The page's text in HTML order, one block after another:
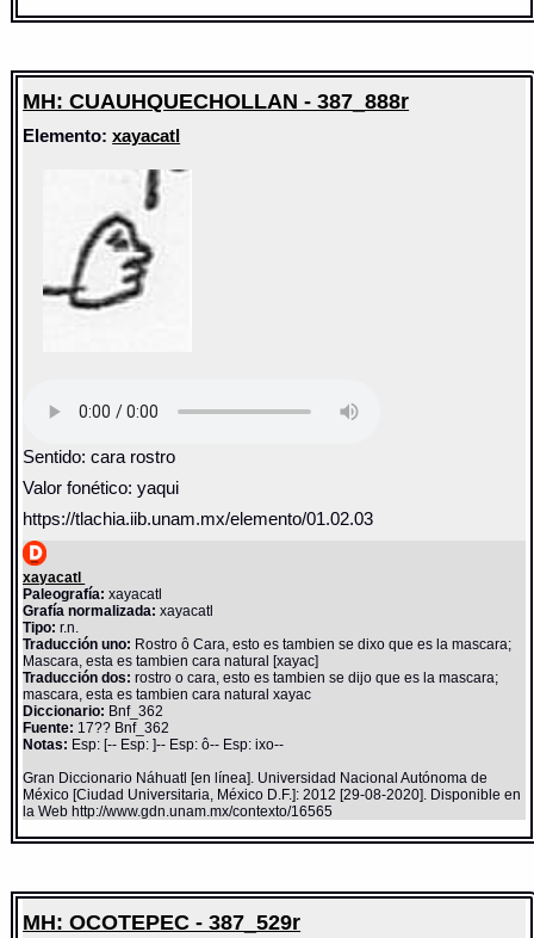
MH: CUAUHQUECHOLLAN - 387_888r
Elemento:xayacatl
Sentido: cara rostro
Valor fonético: yaqui
https://tlachia.iib.unam.mx/elemento/01.02.03
xayacatl
Paleografía: xayacatl
Grafía normalizada: xayacatl
Tipo: r.n.
Traducción uno: Rostro ô Cara, esto es tambien se dixo que es la mascara;
Mascara, esta es tambien cara natural [xayac]
Traducción dos: rostro o cara, esto es tambien se dijo que es la mascara;
mascara, esta es tambien cara natural xayac
Diccionario: Bnf_362
Fuente: 17?? Bnf_362
Notas: Esp: [-- Esp: ]-- Esp: ô-- Esp: ixo--
Gran Diccionario Náhuatl [en línea]. Universidad Nacional Autónoma de
México [Ciudad Universitaria, México D.F.]: 2012 [29-08-2020]. Disponible en
la Web http://www.gdn.unam.mx/contexto/16565
MH: OCOTEPEC - 387_529r